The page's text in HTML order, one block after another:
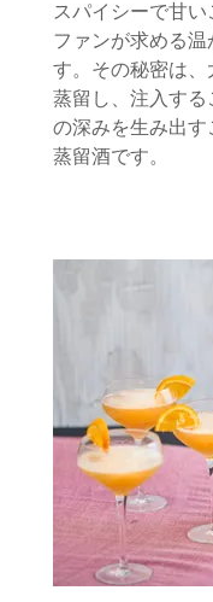
スパイシーで甘
ファンが求める温
す。その秘密は、
蒸留し、注入す
の深みを生み出す
蒸留酒です。